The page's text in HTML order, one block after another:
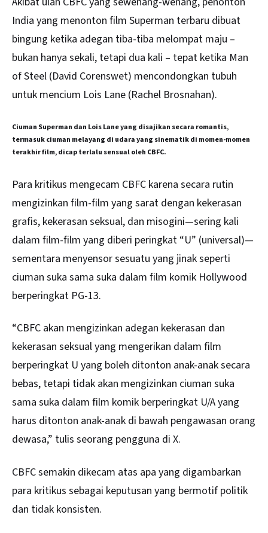
India yang menonton film Superman terbaru dibuat
bingung ketika adegan tiba-tiba melompat maju –
bukan hanya sekali, tetapi dua kali – tepat ketika Man
of Steel (David Corenswet) mencondongkan tubuh
untuk mencium Lois Lane (Rachel Brosnahan).
Ciuman Superman dan Lois Lane yang disajikan secara romantis,
termasuk ciuman melayang di udara yang sinematik di momen-momen
terakhir film, dicap terlalu sensual oleh CBFC.
Para kritikus mengecam CBFC karena secara rutin
mengizinkan film-film yang sarat dengan kekerasan
grafis, kekerasan seksual, dan misogini—sering kali
dalam film-film yang diberi peringkat “U” (universal)—
sementara menyensor sesuatu yang jinak seperti
ciuman suka sama suka dalam film komik Hollywood
berperingkat PG-13.
“CBFC akan mengizinkan adegan kekerasan dan
kekerasan seksual yang mengerikan dalam film
berperingkat U yang boleh ditonton anak-anak secara
bebas, tetapi tidak akan mengizinkan ciuman suka
sama suka dalam film komik berperingkat U/A yang
harus ditonton anak-anak di bawah pengawasan orang
dewasa,” tulis seorang pengguna di X.
CBFC semakin dikecam atas apa yang digambarkan
para kritikus sebagai keputusan yang bermotif politik
dan tidak konsisten.